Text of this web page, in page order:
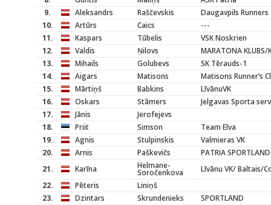
9.
Aleksandrs Raščevskis
Daugavpils Runners
10.
Artūrs Caics
---
11.
Kaspars Tūbelis
VSK Noskrien
12.
Valdis Ņilovs
MARATONA
13.
Mihails Golubevs
SK Tērauds-1
14.
Aigars Matisons
Matisons Runner’s
15.
Mārtiņš Babkins
LīvānuVK
16.
Oskars Stāmers
Jelgavas Sporta
17.
Jānis
Jerofejevs
18.
Priit Simson
Team Elva
19.
Agnis Stulpinskis
Valmieras VK
20.
Arnis Paškevičs
PATRIA SPORTLAND
21.
Karīna Helmane-
Soročenkova
Līvānu VK/ Baltais/
22.
Pēteris
Liniņš
23.
Dzintars Skrundenieks
SPORTLAND